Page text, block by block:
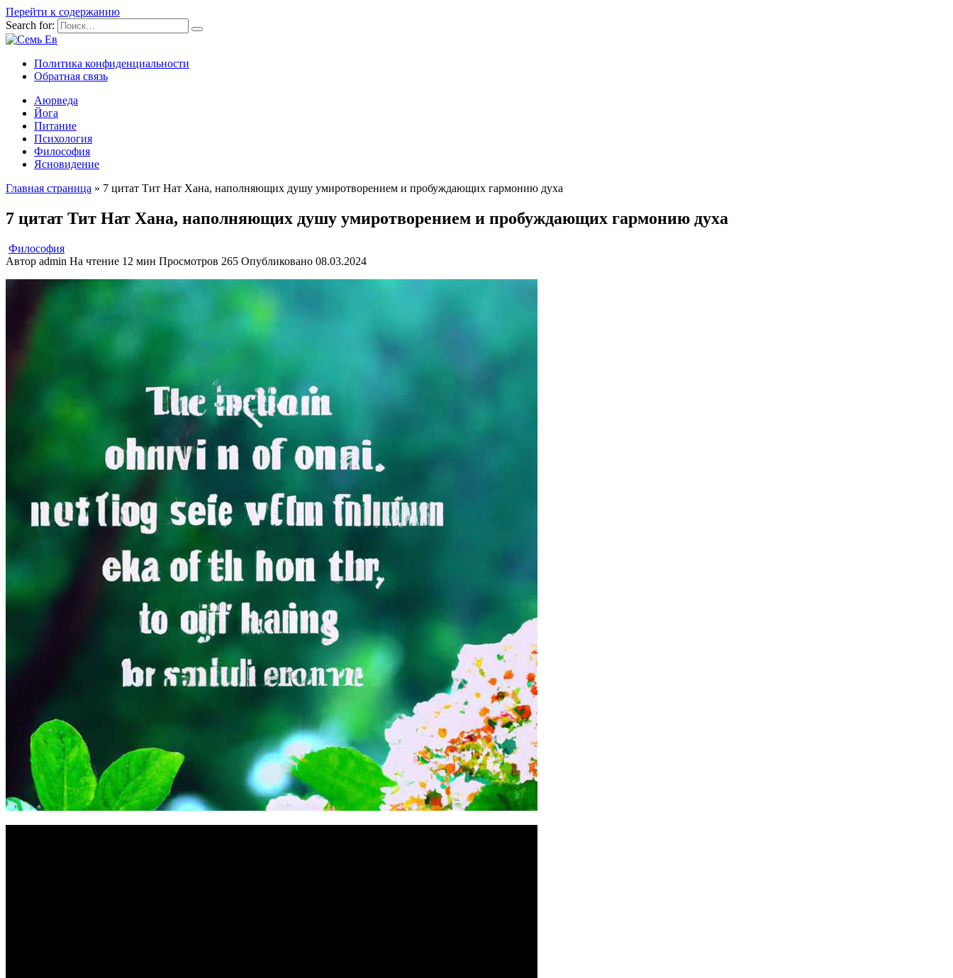
Перейти к содержанию
Search for:
Политика конфиденциальности
Обратная связь
Аюрведа
Йога
Питание
Психология
Философия
Ясновидение
Главная страница » 7 цитат Тит Нат Хана, наполняющих душу умиротворением и пробуждающих гармонию духа
7 цитат Тит Нат Хана, наполняющих душу умиротворением и пробуждающих гармонию духа
Философия
Автор admin На чтение 12 мин Просмотров 265 Опубликовано 08.03.2024